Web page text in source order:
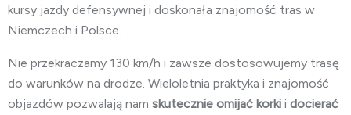
kursy jazdy defensywnej i doskonała znajomość tras w
Niemczech i Polsce.
Nie przekraczamy 130 km/h i zawsze dostosowujemy trasę
do warunków na drodze. Wieloletnia praktyka i znajomość
objazdów pozwalają nam skutecznie omijać korki i docierać